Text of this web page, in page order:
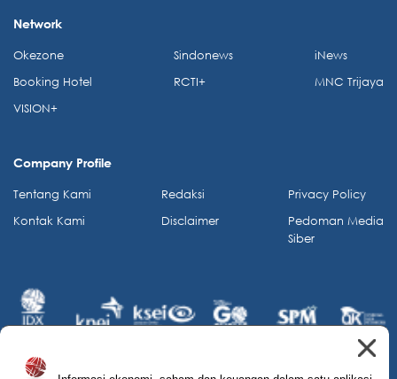
Network
Okezone
Booking Hotel
VISION+
Sindonews
RCTI+
iNews
MNC Trijaya
Company Profile
Tentang Kami
Kontak Kami
Redaksi
Disclaimer
Privacy Policy
Pedoman Media
Siber